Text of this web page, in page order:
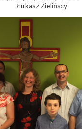
Łukasz Zielińscy